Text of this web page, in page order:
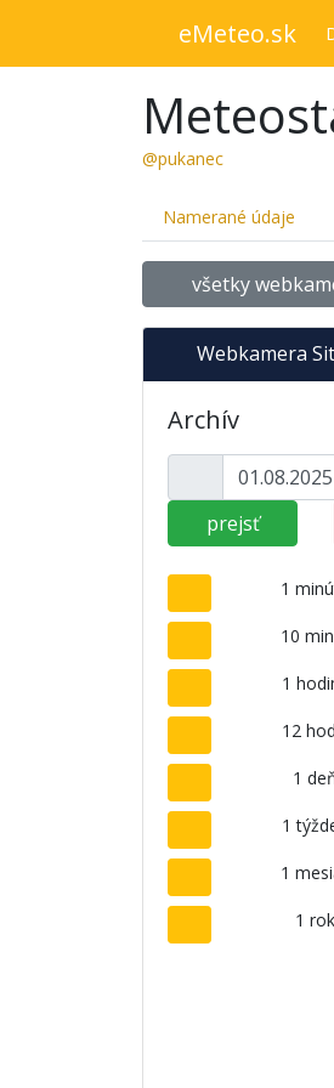
eMeteo.sk
@pukanec
Namerané údaje
všetky
Webkamera
Archív
prejsť
1
10
1
12
1
1
1
1 rok